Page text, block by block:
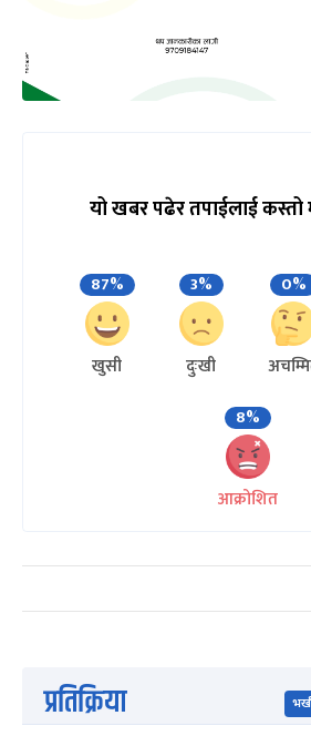
यो खबर पढेर तपाईलाई
87%
खुसी
3%
दुःखी
0%
8%
आक्रोशित
प्रतिक्रिया